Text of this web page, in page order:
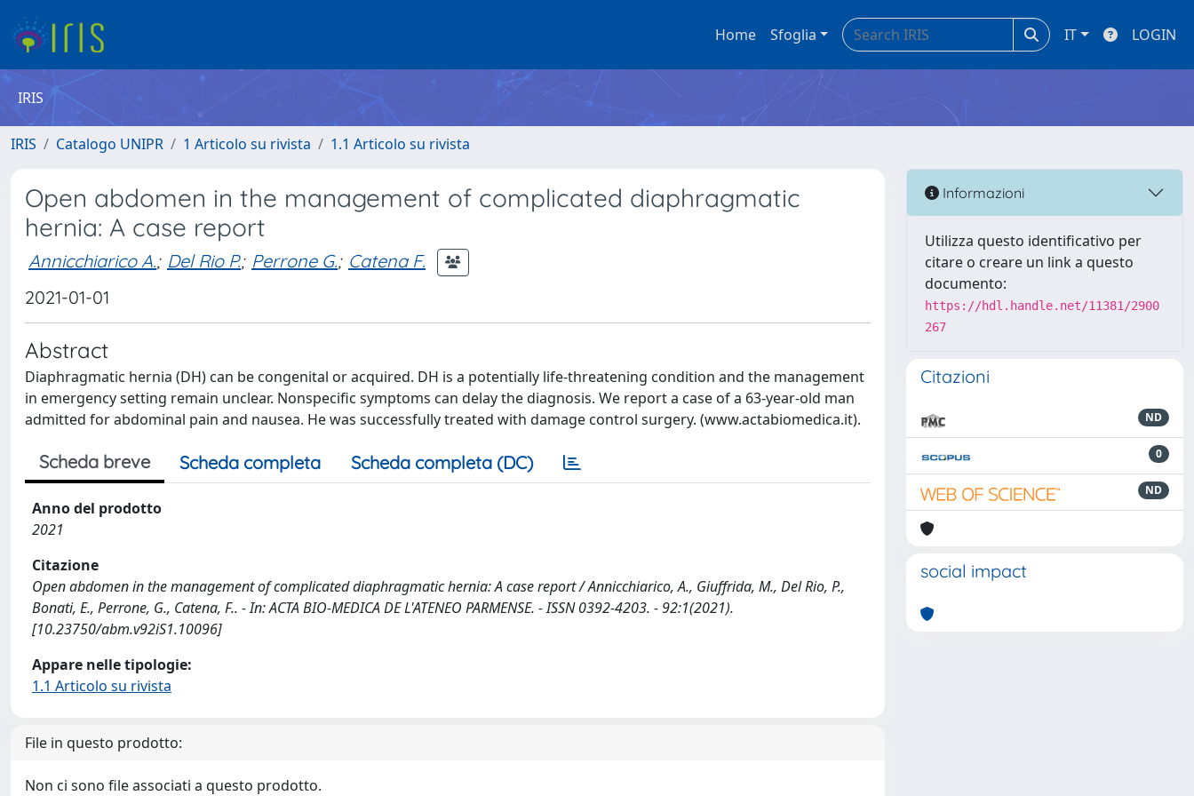
Home Sfoglia IT LOGIN
IRIS
IRIS Catalogo UNIPR 1 Articolo su rivista 1.1 Articolo su rivista
Open abdomen in the management of complicated diaphragmatic
hernia: A case report
Annicchiarico A.; Del Rio P.; Perrone G.; Catena F.
2021-01-01
Abstract
Diaphragmatic hernia (DH) can be congenital or acquired. DH is a potentially life-threatening condition and the management
in emergency setting remain unclear. Nonspecific symptoms can delay the diagnosis. We report a case of a 63-year-old man
admitted for abdominal pain and nausea. He was successfully treated with damage control surgery. (www.actabiomedica.it).
Scheda breve Scheda completa Scheda completa (DC)
Anno del prodotto
2021
Citazione
Open abdomen in the management of complicated diaphragmatic hernia: A case report / Annicchiarico, A., Giuffrida, M., Del Rio, P.,
Bonati, E., Perrone, G., Catena, F.. - In: ACTA BIO-MEDICA DE L'ATENEO PARMENSE. - ISSN 0392-4203. - 92:1(2021).
[10.23750/abm.v92iS1.10096]
Appare nelle tipologie:
1.1 Articolo su rivista
File in questo prodotto:
Non ci sono file associati a questo prodotto.
Informazioni
Utilizza questo identificativo per
citare o creare un link a questo
documento:
https://hdl.handle.net/11381/2900
267
Citazioni
ND
0
ND
social impact